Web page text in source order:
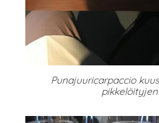
Punajuuricarpaccio